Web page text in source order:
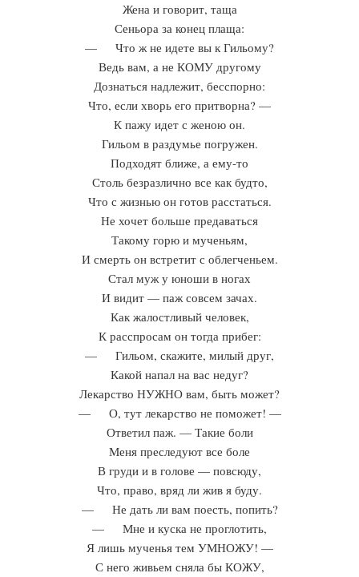
Жена и говорит, таща
Сеньора за конец плаща:
— Что ж не идете вы к Гильому?
Ведь вам, а не КОМУ другому
Дознаться надлежит, бесспорно:
Что, если хворь его притворна? —
К пажу идет с женою он.
Гильом в раздумье погружен.
Подходят ближе, а ему-то
Столь безразлично все как будто,
Что с жизнью он готов расстаться.
Не хочет больше предаваться
Такому горю и мученьям,
И смерть он встретит с облегченьем.
Стал муж у юноши в ногах
И видит — паж совсем зачах.
Как жалостливый человек,
К расспросам он тогда прибег:
— Гильом, скажите, милый друг,
Какой напал на вас недуг?
Лекарство НУЖНО вам, быть может?
— О, тут лекарство не поможет! —
Ответил паж. — Такие боли
Меня преследуют все боле
В груди и в голове — повсюду,
Что, право, вряд ли жив я буду.
— Не дать ли вам поесть, попить?
— Мне и куска не проглотить,
Я лишь мученья тем УМНОЖУ! —
С него живьем сняла бы КОЖУ,